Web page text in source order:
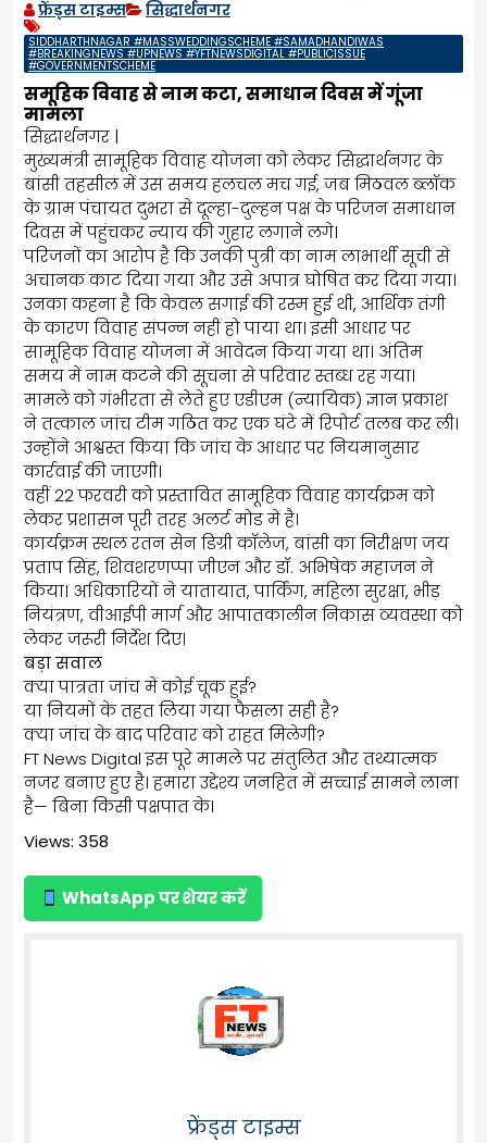
फ्रेंड्स टाइम्स सिद्धार्थनगर
SIDDHARTHNAGAR #MASSWEDDINGSCHEME #SAMADHANDIWAS
#BREAKINGNEWS #UPNEWS #YFTNEWSDIGITAL #PUBLICISSUE
#GOVERNMENTSCHEME
समूहिक विवाह से नाम कटा, समाधान दिवस में गूंजा
मामला
सिद्धार्थनगर |
मुख्यमंत्री सामूहिक विवाह योजना को लेकर सिद्धार्थनगर के
बांसी तहसील में उस समय हलचल मच गई, जब मिठवल ब्लॉक
के ग्राम पंचायत दुभरा से दूल्हा-दुल्हन पक्ष के परिजन समाधान
दिवस में पहुंचकर न्याय की गुहार लगाने लगे।
परिजनों का आरोप है कि उनकी पुत्री का नाम लाभार्थी सूची से
अचानक काट दिया गया और उसे अपात्र घोषित कर दिया गया।
उनका कहना है कि केवल सगाई की रस्म हुई थी, आर्थिक तंगी
के कारण विवाह संपन्न नहीं हो पाया था। इसी आधार पर
सामूहिक विवाह योजना में आवेदन किया गया था। अंतिम
समय में नाम कटने की सूचना से परिवार स्तब्ध रह गया।
मामले को गंभीरता से लेते हुए एडीएम (न्यायिक) ज्ञान प्रकाश
ने तत्काल जांच टीम गठित कर एक घंटे में रिपोर्ट तलब कर ली।
उन्होंने आश्वस्त किया कि जांच के आधार पर नियमानुसार
कार्रवाई की जाएगी।
वहीं 22 फरवरी को प्रस्तावित सामूहिक विवाह कार्यक्रम को
लेकर प्रशासन पूरी तरह अलर्ट मोड में है।
कार्यक्रम स्थल रतन सेन डिग्री कॉलेज, बांसी का निरीक्षण जय
प्रताप सिंह, शिवशरणप्पा जीएन और डॉ. अभिषेक महाजन ने
किया। अधिकारियों ने यातायात, पार्किंग, महिला सुरक्षा, भीड़
नियंत्रण, वीआईपी मार्ग और आपातकालीन निकास व्यवस्था को
लेकर जरूरी निर्देश दिए।
बड़ा सवाल
क्या पात्रता जांच में कोई चूक हुई?
या नियमों के तहत लिया गया फैसला सही है?
क्या जांच के बाद परिवार को राहत मिलेगी?
FT News Digital इस पूरे मामले पर संतुलित और तथ्यात्मक
नजर बनाए हुए है। हमारा उद्देश्य जनहित में सच्चाई सामने लाना
है— बिना किसी पक्षपात के।
Views: 358
WhatsApp पर शेयर करें
फ्रेंड्स टाइम्स